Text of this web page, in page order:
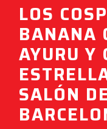
LOS
BANANA
AYURU Y
SALÓN